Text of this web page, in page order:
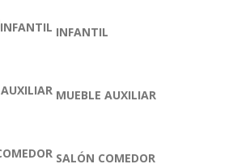
INFANTIL
MUEBLE AUXILIAR
SALÓN COMEDOR